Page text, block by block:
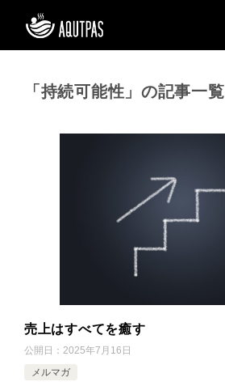
「持続可能性」の記事一覧
売上はすべてを癒す
公開日： 2025年7月16日
メルマガ